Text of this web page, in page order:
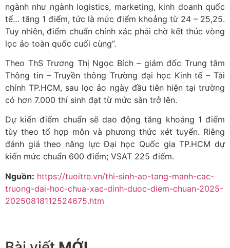
ngành như ngành logistics, marketing, kinh doanh quốc
tế… tăng 1 điểm, tức là mức điểm khoảng từ 24 – 25,25.
Tuy nhiên, điểm chuẩn chính xác phải chờ kết thúc vòng
lọc ảo toàn quốc cuối cùng”.
Theo ThS Trương Thị Ngọc Bích – giám đốc Trung tâm
Thông tin – Truyền thông Trường đại học Kinh tế – Tài
chính TP.HCM, sau lọc ảo ngày đầu tiên hiện tại trường
có hơn 7.000 thí sinh đạt từ mức sàn trở lên.
Dự kiến điểm chuẩn sẽ dao động tăng khoảng 1 điểm
tùy theo tổ hợp môn và phương thức xét tuyển. Riêng
đánh giá theo năng lực Đại học Quốc gia TP.HCM dự
kiến mức chuẩn 600 điểm; VSAT 225 điểm.
Nguồn: https://tuoitre.vn/thi-sinh-ao-tang-manh-cac-
truong-dai-hoc-chua-xac-dinh-duoc-diem-chuan-2025-
20250818112524675.htm